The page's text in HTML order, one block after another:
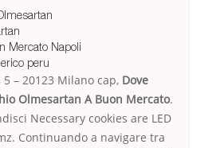
Mercato Napoli
peru
5 – 20123 Milano cap, Dove
Olmesartan A Buon Mercato.
Necessary cookies are LED
Continuando a navigare tra